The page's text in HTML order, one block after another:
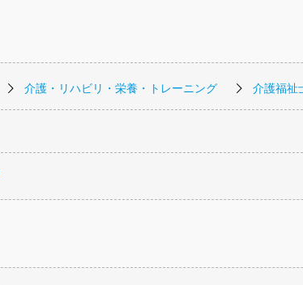
介護・リハビリ・栄養・トレーニング 介護福祉